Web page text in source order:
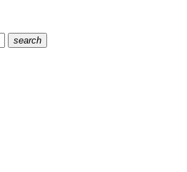
search